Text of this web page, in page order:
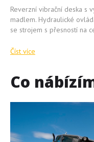
Reverzní vibrační deska s
madlem. Hydraulické
se strojem s přesností na
Číst více
Co